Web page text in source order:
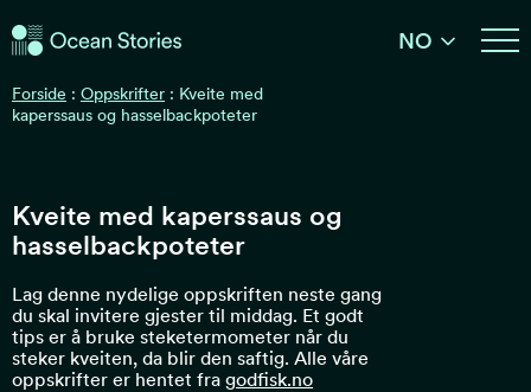
Ocean Stories
NO
Forside : Oppskrifter : Kveite med
kaperssaus og hasselbackpoteter
Kveite med kaperssaus og
hasselbackpoteter
Lag denne nydelige oppskriften neste gang
du skal invitere gjester til middag. Et godt
tips er å bruke steketermometer når du
steker kveiten, da blir den saftig. Alle våre
oppskrifter er hentet fra godfisk.no